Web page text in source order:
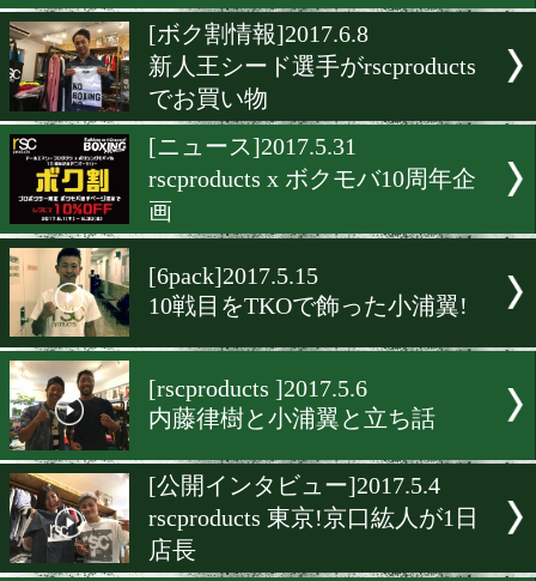
目力のスゴイ中量級期待の
[入場曲]2017.7.21
京口紘人に7人の援軍
road
[ボク割情報]2017.6.8
新人王シード選手が
でお買い物
[ニュース]2017.5.31
rscproducts x ボクモバ10周
[6pack]2017.5.15
10戦目をTKOで飾った小浦